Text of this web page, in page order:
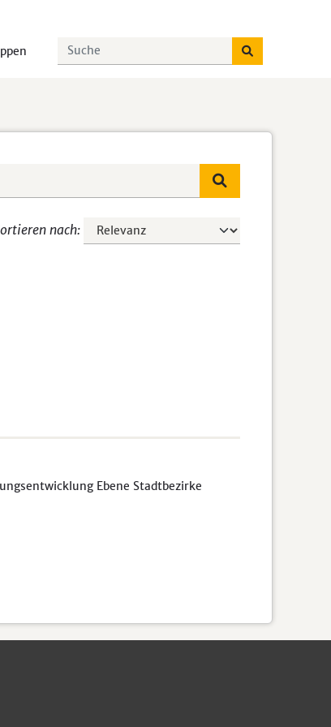
nach
Ebene Stadtbezirke